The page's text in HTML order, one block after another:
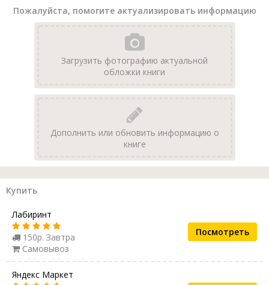
Пожалуйста, помогите актуализировать информацию
Загрузить фотографию актуальной
обложки книги
Дополнить или обновить информацию о
книге
Купить
Лабиринт
150р. Завтра
Самовывоз
Посмотреть
Яндекс Маркет